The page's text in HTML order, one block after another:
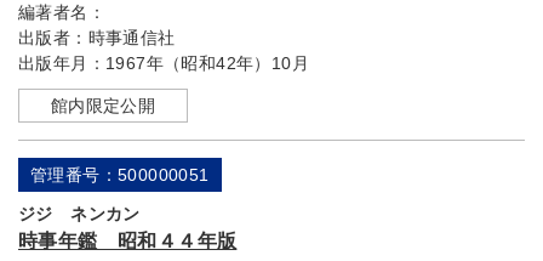
編著者名：
出版者： 時事通信社
出版年月： 1967年（昭和42年）10月
館内限定公開
管理番号：500000051
ジジ ネンカン
時事年鑑 昭和４４年版